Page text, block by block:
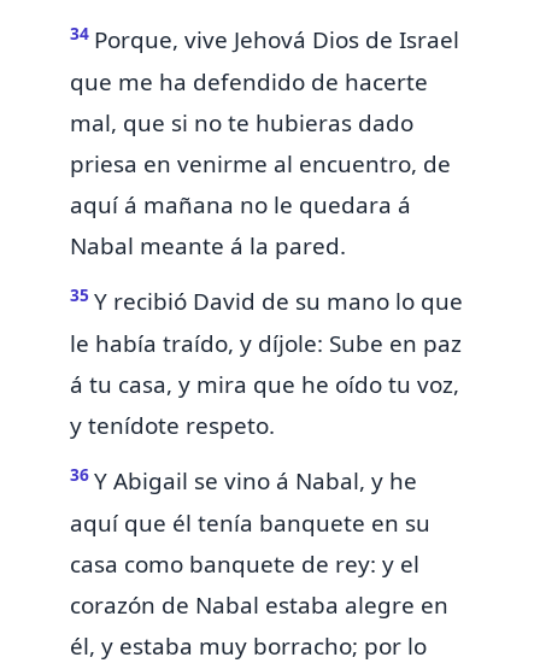
34 Porque, vive Jehová Dios de Israel
que me ha defendido de hacerte
mal, que si no te hubieras dado
priesa en venirme al encuentro, de
aquí á mañana no le quedara á
Nabal meante á la pared.
35 Y recibió David de su mano lo que
le había traído, y díjole: Sube en paz
á tu casa, y mira que he oído tu voz,
y tenídote respeto.
36 Y Abigail se vino á Nabal, y he
aquí que él tenía banquete en su
casa como banquete de rey: y el
corazón de Nabal estaba alegre en
él, y estaba muy borracho; por lo